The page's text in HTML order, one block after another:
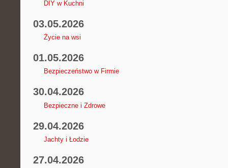
DIY w Kuchni
03.05.2026
Życie na wsi
01.05.2026
Bezpieczeństwo w Firmie
30.04.2026
Bezpieczne i Zdrowe
29.04.2026
Jachty i Łodzie
27.04.2026